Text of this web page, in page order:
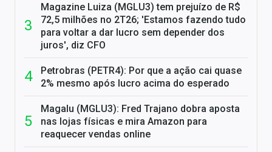
Magazine Luiza (MGLU3) tem prejuízo de R$
72,5 milhões no 2T26; 'Estamos fazendo tudo
para voltar a dar lucro sem depender dos
juros', diz CFO
Petrobras (PETR4): Por que a ação cai quase
2% mesmo após lucro acima do esperado
Magalu (MGLU3): Fred Trajano dobra aposta
nas lojas físicas e mira Amazon para
reaquecer vendas online